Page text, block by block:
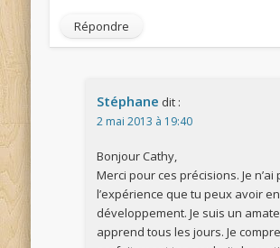
Répondre
Stéphane dit :
2 mai 2013 à 19:40
Bonjour Cathy,
Merci pour ces précisions. Je n’ai
l’expérience que tu peux avoir
développement. Je suis un
apprend tous les jours. Je